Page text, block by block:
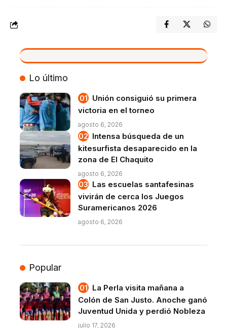
VIVO
Lo último
Unión consiguió su primera
victoria en el torneo
agosto 6, 2026
Intensa búsqueda de un
kitesurfista desaparecido en la
zona de El Chaquito
agosto 6, 2026
Las escuelas santafesinas
vivirán de cerca los Juegos
Suramericanos 2026
agosto 6, 2026
Popular
La Perla visita mañana a
Colón de San Justo. Anoche ganó
Juventud Unida y perdió Nobleza
julio 17, 2026